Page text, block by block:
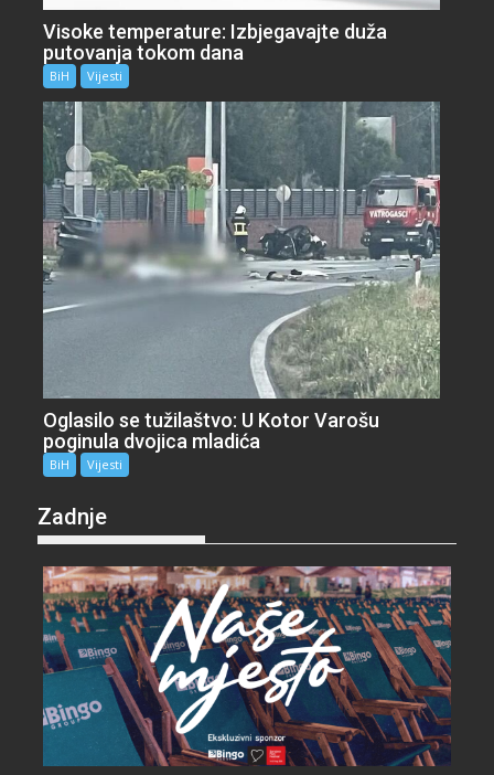
Visoke temperature: Izbjegavajte duža
putovanja tokom dana
BiH Vijesti
Oglasilo se tužilaštvo: U Kotor Varošu
poginula dvojica mladića
BiH Vijesti
Zadnje